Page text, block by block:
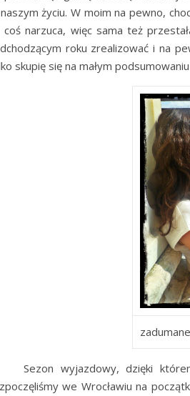
życiu. W moim na pewno,
coś narzuca, więc sama też
roku zrealizować i na
skupię się na małym
wyjazdowy, dzięki
we Wrocławiu na